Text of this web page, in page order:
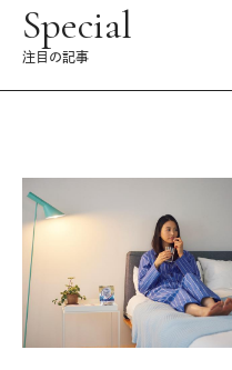
Special
注目の記事